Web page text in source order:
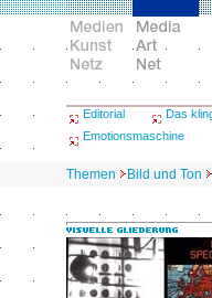
Editorial Das
Emotionsmaschine
Themen Bild und Ton